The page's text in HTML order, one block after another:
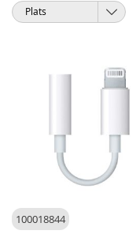
Sortera
100018844